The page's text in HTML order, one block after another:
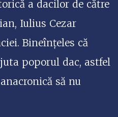
a dacilor de către
Iulius Cezar
Bineînțeles că
poporul dac, astfel
să nu